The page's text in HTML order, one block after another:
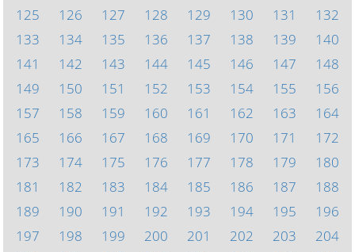
125
126 127 128 129 130 131
132
133
134 135 136 137 138 139
140
141
142 143 144 145 146 147
148
149
150 151 152 153 154 155
156
157
158 159 160 161 162 163
164
165
166 167 168 169 170 171
172
173
174 175 176 177 178 179
180
181
182 183 184 185 186 187
188
189
190 191 192 193 194 195
196
197
198 199 200 201 202 203
204